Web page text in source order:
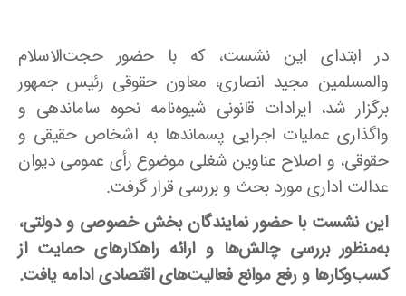
در ابتدای این نشست، که با حضور حجت‌الاسلام
والمسلمین مجید انصاری، معاون حقوقی رئیس جمهور
برگزار شد، ایرادات قانونی شیوه‌نامه نحوه ساماندهی و
واگذاری عملیات اجرایی پسماندها به اشخاص حقیقی و
حقوقی، و اصلاح عناوین شغلی موضوع رأی عمومی دیوان
عدالت اداری مورد بحث و بررسی قرار گرفت.
این نشست با حضور نمایندگان بخش خصوصی و دولتی،
به‌منظور بررسی چالش‌ها و ارائه راهکارهای حمایت از
کسب‌وکارها و رفع موانع فعالیت‌های اقتصادی ادامه یافت.